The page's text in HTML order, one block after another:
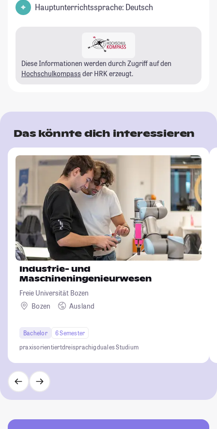
Hauptunterrichtssprache: Deutsch
Diese Informationen werden durch Zugriff auf den
Hochschulkompass der HRK erzeugt.
Das könnte dich interessieren
Industrie- und
Maschineningenieurwesen
Freie Universität Bozen
Bozen
Ausland
Bachelor
6 Semester
praxisorientiertdreisprachigduales Studium